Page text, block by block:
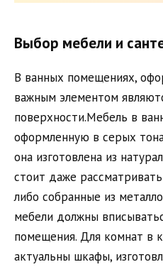
Выбор мебели и
В ванных помещениях,
важным элементом
поверхности.Мебель в
оформленную в серых
она изготовлена из
стоит даже
либо собранные из
мебели должны
помещения. Для комнат в
актуальны шкафы,